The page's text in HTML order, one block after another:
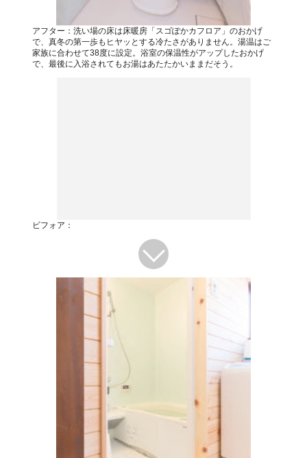
アフター：洗い場の床は床暖房「スゴぽかカフロア」のおかげ
で、真冬の第一歩もヒヤッとする冷たさがありません。湯温はご
家族に合わせて38度に設定。浴室の保温性がアップしたおかげ
で、最後に入浴されてもお湯はあたたかいままだそう。
ビフォア：